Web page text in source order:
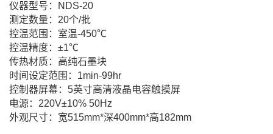
仪器型号：NDS-20
测定数量：20个/批
控温范围：室温-450℃
控温精度：±1℃
传热材质：高纯石墨块
时间设定范围：1min-99hr
控制器屏幕：5英寸高清液晶电容触摸屏
电源：220V±10% 50Hz
外观尺寸：宽515mm*深400mm*高182mm